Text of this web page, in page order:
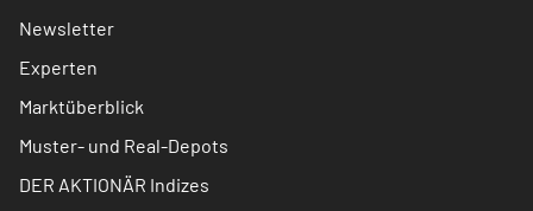
Newsletter
Experten
Marktüberblick
Muster- und Real-Depots
DER AKTIONÄR Indizes